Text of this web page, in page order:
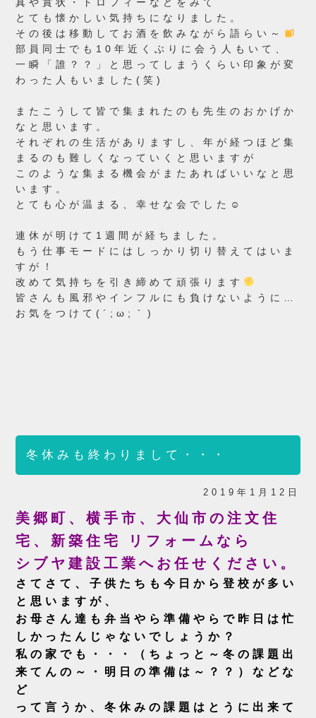
とても懐かしい気持ちになりました。
その後は移動してお酒を飲みながら語らい～
部員同士でも10年近くぶりに会う人もいて、
一瞬「誰？？」と思ってしまうくらい印象が変
わった人もいました(笑)
またこうして皆で集まれたのも先生のおかげか
なと思います。
それぞれの生活がありますし、年が経つほど集
まるのも難しくなっていくと思いますが
このような集まる機会がまたあればいいなと思
います。
とても心が温まる、幸せな会でした☺
連休が明けて1週間が経ちました。
もう仕事モードにはしっかり切り替えてはいま
すが！
改めて気持ちを引き締めて頑張ります
皆さんも風邪やインフルにも負けないように…
お気をつけて(´;ω;｀)
冬休みも終わりまして・・・
2019年1月12日
美郷町、横手市、大仙市の注文住
宅、新築住宅 リフォームなら
シブヤ建設工業へお任せください。
さてさて、子供たちも今日から登校が多い
と思いますが、
お母さん達も弁当やら準備やらで昨日は忙
しかったんじゃないでしょうか？
私の家でも・・・（ちょっと～冬の課題出
来てんの～・明日の準備は～？？）などな
ど
って言うか、冬休みの課題は とうに出来て